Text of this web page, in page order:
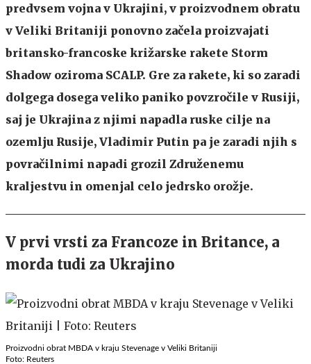
predvsem vojna v Ukrajini, v proizvodnem obratu
v Veliki Britaniji ponovno začela proizvajati
britansko-francoske križarske rakete Storm
Shadow oziroma SCALP. Gre za rakete, ki so zaradi
dolgega dosega veliko paniko povzročile v Rusiji,
saj je Ukrajina z njimi napadla ruske cilje na
ozemlju Rusije, Vladimir Putin pa je zaradi njih s
povračilnimi napadi grozil Združenemu
kraljestvu in omenjal celo jedrsko orožje.
V prvi vrsti za Francoze in Britance, a
morda tudi za Ukrajino
Proizvodni obrat MBDA v kraju Stevenage v Veliki Britaniji
Foto: Reuters